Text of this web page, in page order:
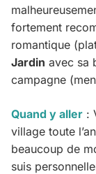
fortement
romantique
Jardin avec sa
campagne
Quand y aller :
village toute
beaucoup de
suis